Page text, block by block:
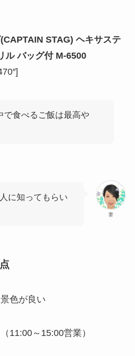
STAG) ヘキサステ
ル バッグ付 M-6500
で食べるご飯は最高や
妻
に知ってもらい
色が良い
11:00～15:00営業）